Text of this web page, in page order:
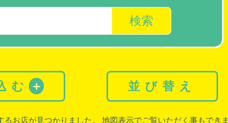
検索
む ＋ 並び替え
お店が見つかりました。 地図表示でご覧いただく事もできま